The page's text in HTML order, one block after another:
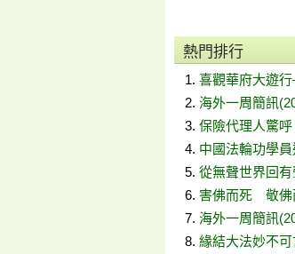
熱門排行
喜觀華府大遊
海外一周簡訊
保險代理人驚
中國法輪功學
從無聲世界回
害佛而死 敬佛
海外一周簡訊
緣結大法妙不可